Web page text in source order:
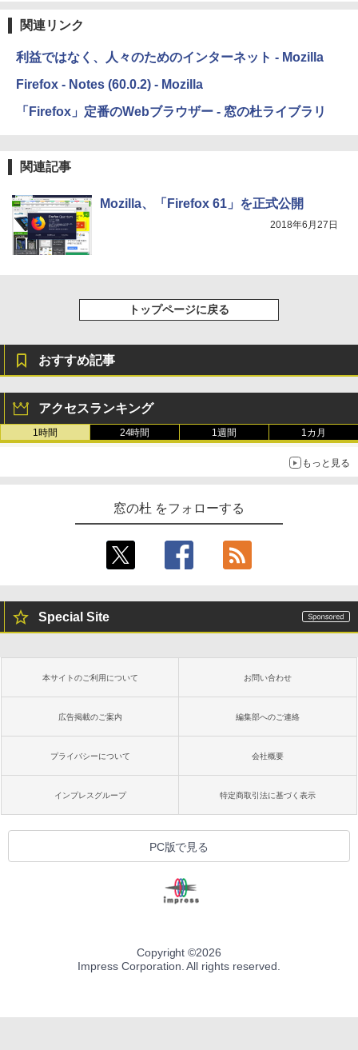
定バーチャルアイテムを含む】 【オンラ
ラインコード版
￥1,600
ードウェア・市販ソフトウェアのパーフ
ェクトリストと最新エミュレータ紹介
Amazon Kindle Colorsoft | 16GBストレ
イ、色調調節ライト、最大8週間持続バッ
New Amazon Kindle Scribe Colorsoft |
11インチカラーディスプレイ、64GBスト
￥115,980
関連リンク
利益ではなく、人々のためのインターネット - Mozilla
Firefox - Notes (60.0.2) - Mozilla
「Firefox」定番のWebブラウザー - 窓の杜ライブラリ
関連記事
Mozilla、「Firefox 61」を正式公開
2018年6月27日
トップページに戻る
おすすめ記事
アクセスランキング
1時間 24時間 1週間 1カ月
もっと見る
窓の杜 をフォローする
Special Site
本サイトのご利用について お問い合わせ
広告掲載のご案内 編集部へのご連絡
プライバシーについて 会社概要
インプレスグループ 特定商取引法に基づく表示
PC版で見る
Copyright ©2026
Impress Corporation. All rights reserved.